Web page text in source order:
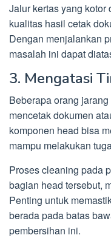
Jalur kertas yang kotor
kualitas hasil cetak
Dengan menjalankan
masalah ini dapat
3. Mengatasi
Beberapa orang
mencetak dokumen
komponen head bisa
mampu melakukan
Proses cleaning pada
bagian head tersebut,
Penting untuk
berada pada batas
pembersihan ini.